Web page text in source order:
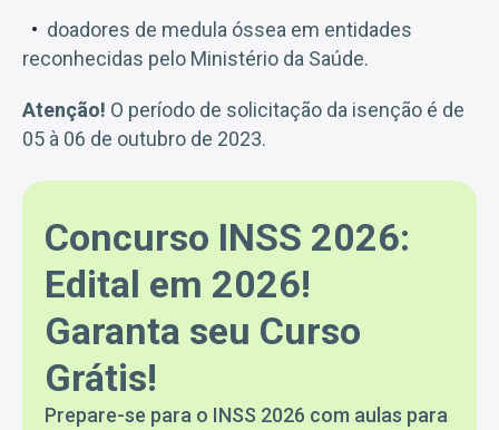
doadores de medula óssea em entidades
reconhecidas pelo Ministério da Saúde.
Atenção! O período de solicitação da isenção é de
05 à 06 de outubro de 2023.
Concurso INSS 2026:
Edital em 2026!
Garanta seu Curso
Grátis!
Prepare-se para o INSS 2026 com aulas para